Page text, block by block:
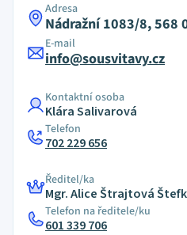
Adresa
Nádražní 1083/8, 568
E-mail
info@sousvitavy.cz
Kontaktní osoba
Klára Salivarová
Telefon
702 229 656
Ředitel/ka
Mgr. Alice Štrajtová
Telefon na ředitele/ku
601 339 706